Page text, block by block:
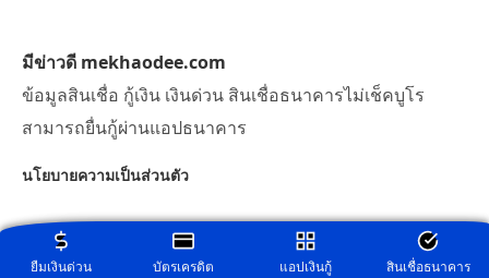
ยืมเงินด่วน บัตรเครดิต แอปเงินกู้ สินเชื่อธนาคาร
มีข่าวดี mekhaodee.com
ข้อมูลสินเชื่อ กู้เงิน เงินด่วน สินเชื่อธนาคารไม่เช็คบูโร
สามารถยื่นกู้ผ่านแอปธนาคาร
นโยบายความเป็นส่วนตัว